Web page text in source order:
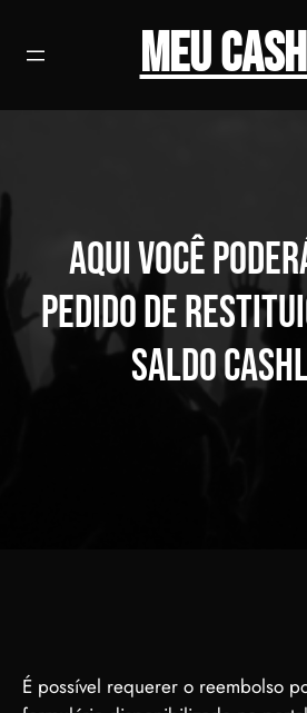
Meu
Aqui você
pedido de
saldo
É possível requerer o reembolso